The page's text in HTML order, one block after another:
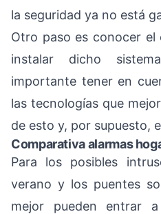
la seguridad ya no está
Otro paso es conocer
instalar dicho
importante tener en
las tecnologías que
de esto y, por supuesto,
Comparativa alarmas
Para los posibles
verano y los puentes
mejor pueden entrar